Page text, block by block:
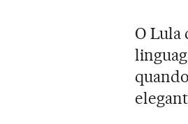
O Lula